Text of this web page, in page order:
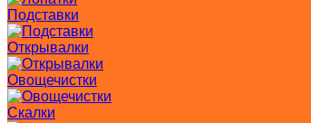
Подставки
Открывалки
Овощечистки
Скалки